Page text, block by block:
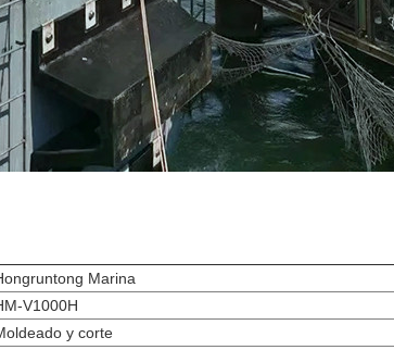
Marina
V1000H
y corte